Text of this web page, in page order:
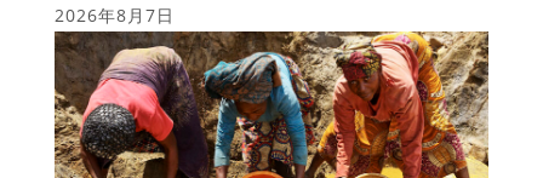
2026年8月7日